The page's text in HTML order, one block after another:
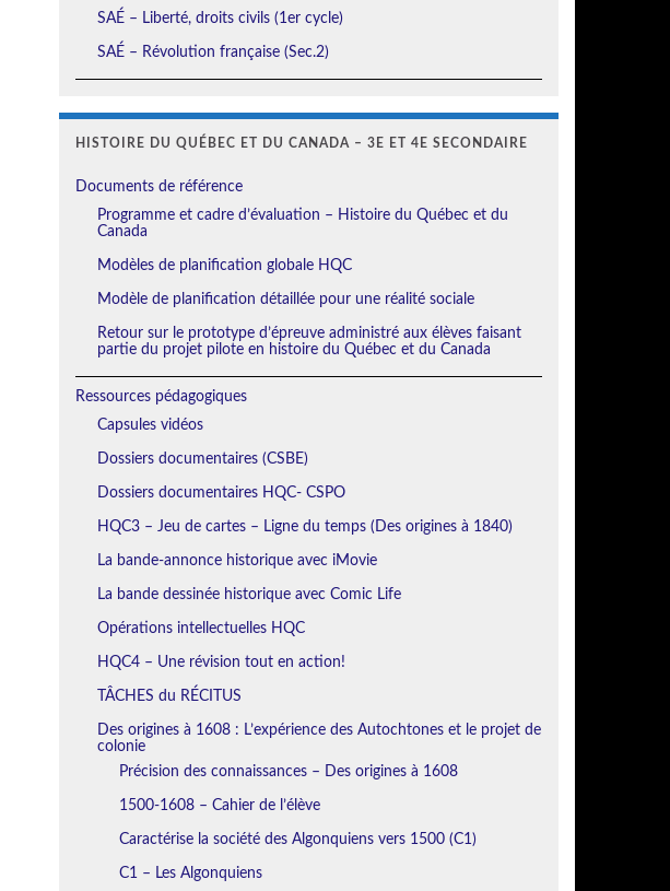
SAÉ – Liberté, droits civils (1er cycle)
SAÉ – Révolution française (Sec.2)
HISTOIRE DU QUÉBEC ET DU CANADA – 3E ET 4E SECONDAIRE
Documents de référence
Programme et cadre d’évaluation – Histoire du Québec et du
Canada
Modèles de planification globale HQC
Modèle de planification détaillée pour une réalité sociale
Retour sur le prototype d’épreuve administré aux élèves faisant
partie du projet pilote en histoire du Québec et du Canada
Ressources pédagogiques
Capsules vidéos
Dossiers documentaires (CSBE)
Dossiers documentaires HQC- CSPO
HQC3 – Jeu de cartes – Ligne du temps (Des origines à 1840)
La bande-annonce historique avec iMovie
La bande dessinée historique avec Comic Life
Opérations intellectuelles HQC
HQC4 – Une révision tout en action!
TÂCHES du RÉCITUS
Des origines à 1608 : L’expérience des Autochtones et le projet de
colonie
Précision des connaissances – Des origines à 1608
1500-1608 – Cahier de l’élève
Caractérise la société des Algonquiens vers 1500 (C1)
C1 – Les Algonquiens